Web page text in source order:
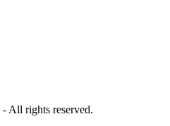
- All rights reserved.